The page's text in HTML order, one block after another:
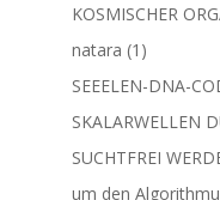
KOSMISCHER
natara 1 1
Produkt
SEEELEN-DNA-
SKALARWELLEN
SUCHTFREI
um den